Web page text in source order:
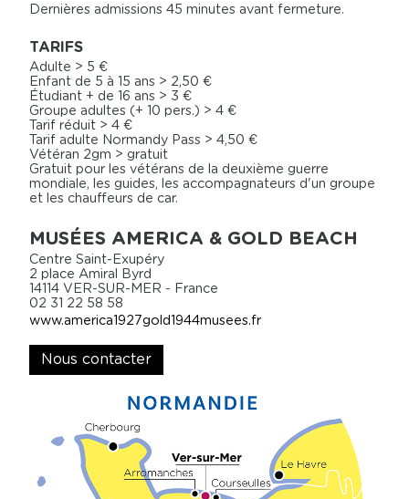
Dernières admissions 45 minutes avant fermeture.
TARIFS
Adulte > 5 €
Enfant de 5 à 15 ans > 2,50 €
Étudiant + de 16 ans > 3 €
Groupe adultes (+ 10 pers.) > 4 €
Tarif réduit > 4 €
Tarif adulte Normandy Pass > 4,50 €
Vétéran 2gm > gratuit
Gratuit pour les vétérans de la deuxième guerre
mondiale, les guides, les accompagnateurs d'un groupe
et les chauffeurs de car.
MUSÉES AMERICA & GOLD BEACH
Centre Saint-Exupéry
2 place Amiral Byrd
14114 VER-SUR-MER - France
02 31 22 58 58
www.america1927gold1944musees.fr
Nous contacter